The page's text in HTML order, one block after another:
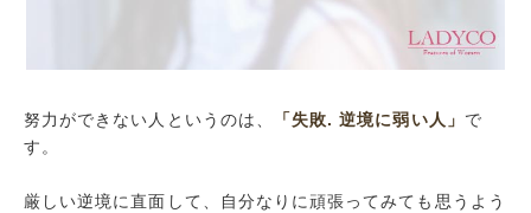
努力ができない人というのは、 「失敗. 逆境に弱い人」 で
す。
厳しい逆境に直面して、自分なりに頑張ってみても思うよう